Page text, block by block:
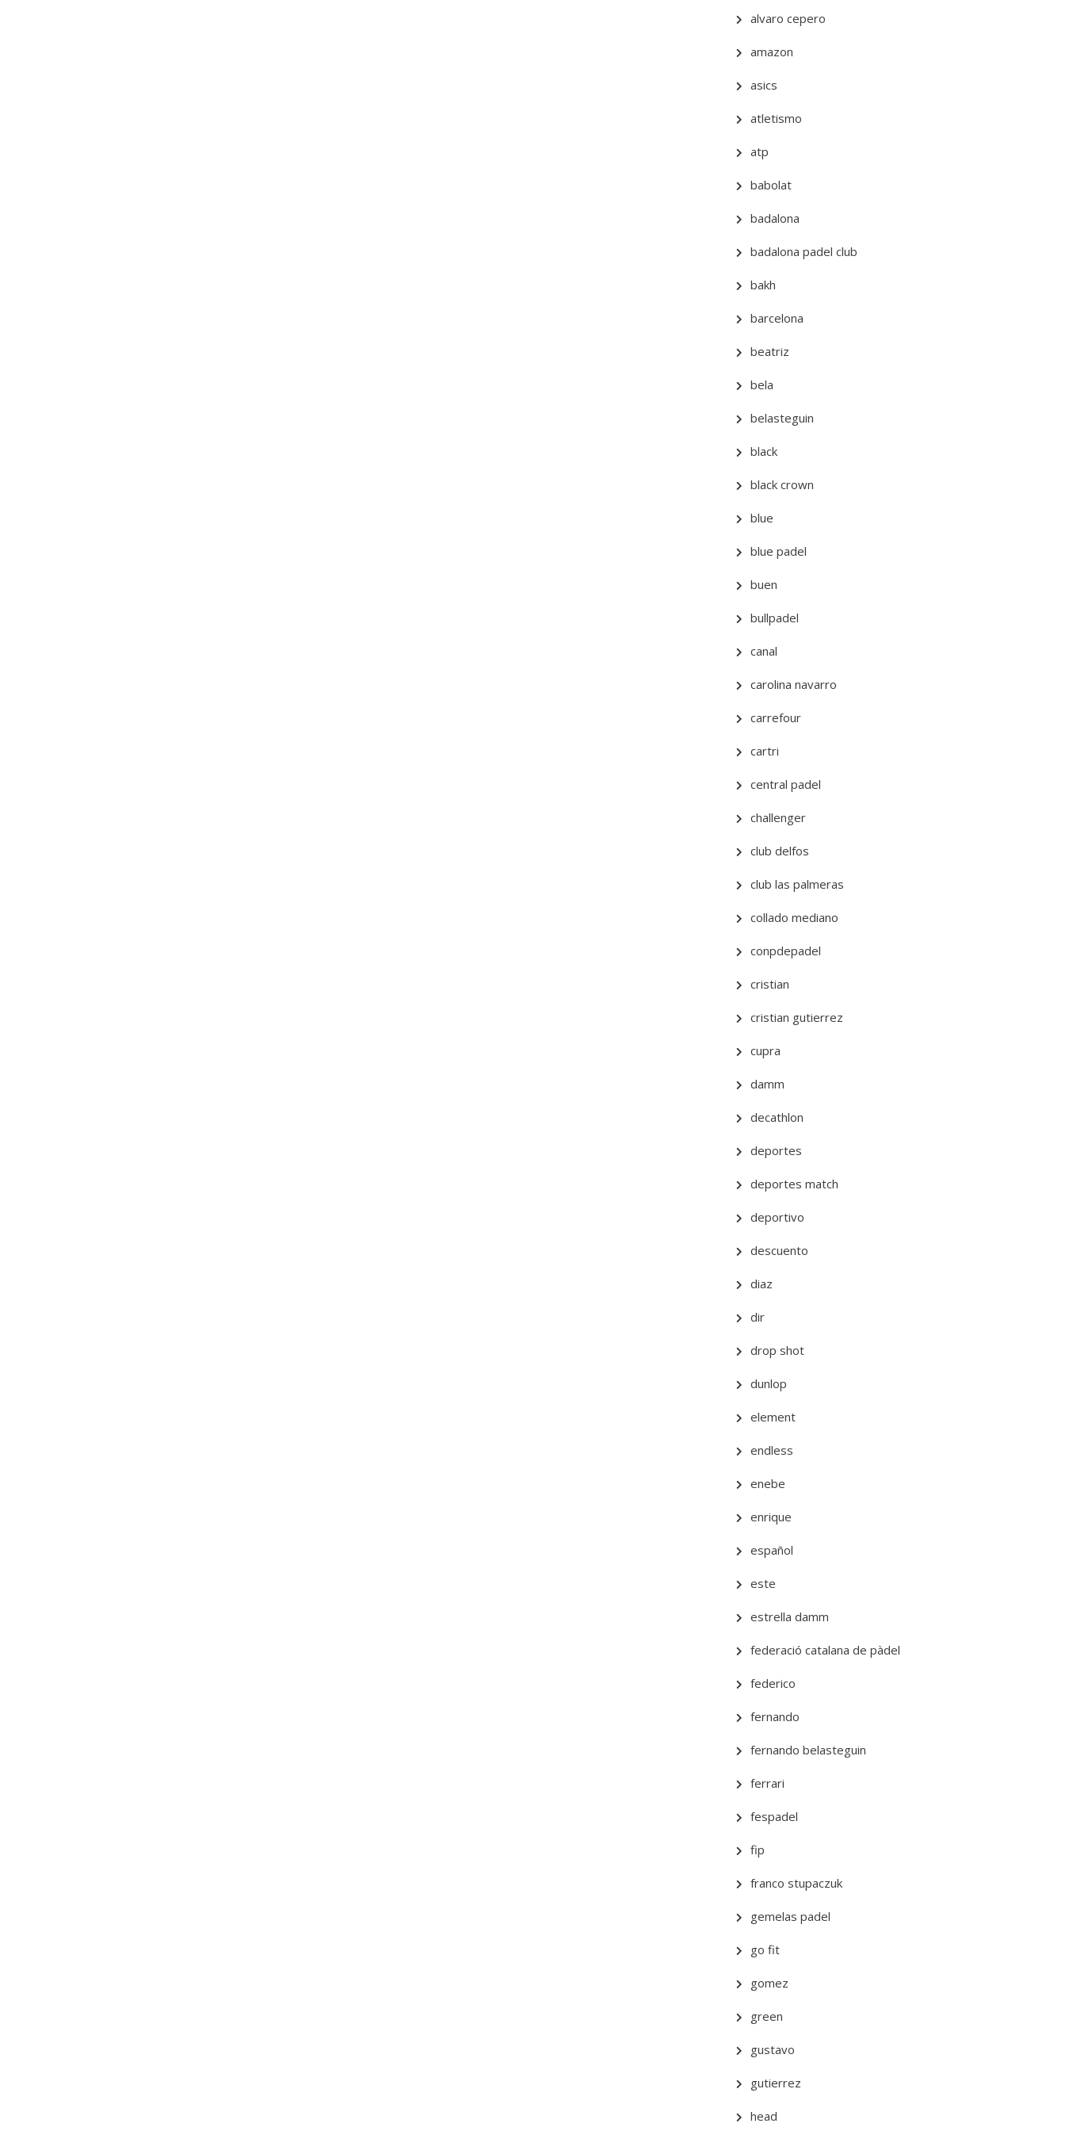
alvaro cepero
amazon
asics
atletismo
atp
babolat
badalona
badalona padel club
bakh
barcelona
beatriz
bela
belasteguin
black
black crown
blue
blue padel
buen
bullpadel
canal
carolina navarro
carrefour
cartri
central padel
challenger
club delfos
club las palmeras
collado mediano
conpdepadel
cristian
cristian gutierrez
cupra
damm
decathlon
deportes
deportes match
deportivo
descuento
diaz
dir
drop shot
dunlop
element
endless
enebe
enrique
español
este
estrella damm
federació catalana de pàdel
federico
fernando
fernando belasteguin
ferrari
fespadel
fip
franco stupaczuk
gemelas padel
go fit
gomez
green
gustavo
gutierrez
head